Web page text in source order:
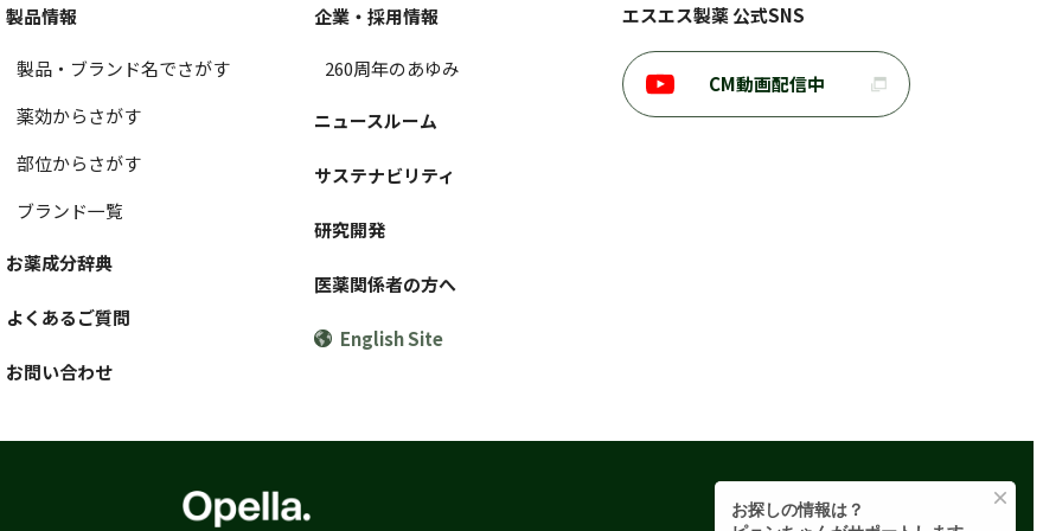
製品情報
製品・ブランド名でさがす
薬効からさがす
部位からさがす
ブランド一覧
お薬成分辞典
よくあるご質問
お問い合わせ
企業・採用情報
260周年のあゆみ
ニュースルーム
サステナビリティ
研究開発
医薬関係者の方へ
English Site
エスエス製薬 公式SNS
CM動画配信中